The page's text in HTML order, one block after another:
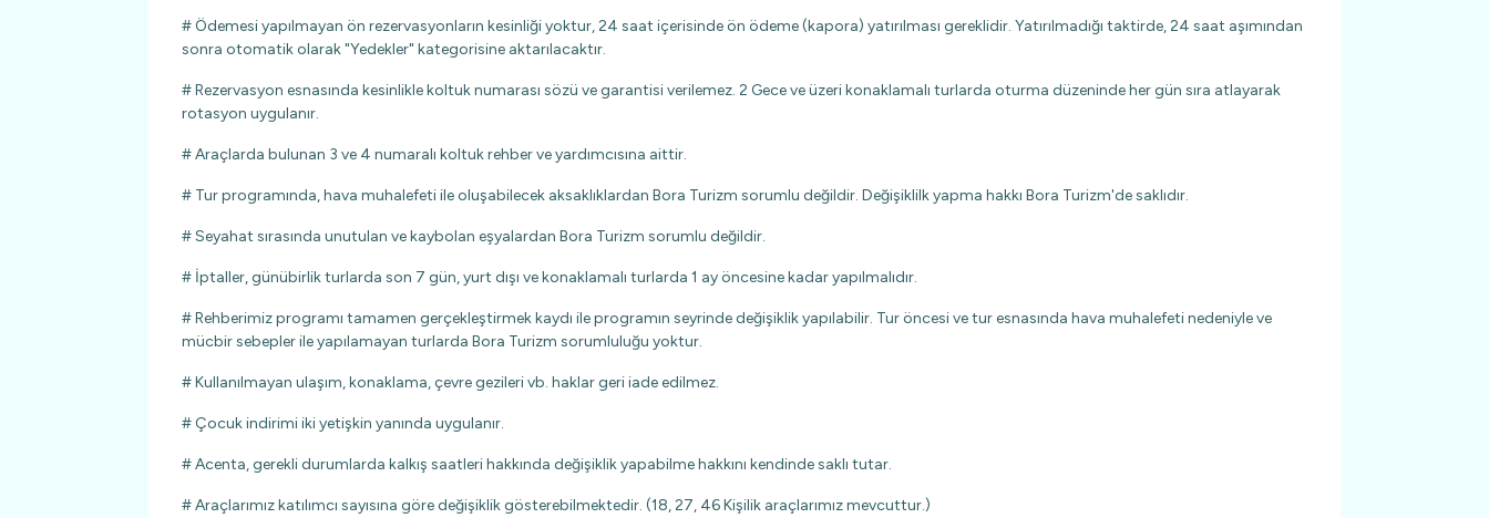
# Ödemesi yapılmayan ön rezervasyonların kesinliği yoktur, 24 saat içerisinde ön ödeme (kapora) yatırılması gereklidir. Yatırılmadığı taktirde, 24 saat aşımından
sonra otomatik olarak "Yedekler" kategorisine aktarılacaktır.
# Rezervasyon esnasında kesinlikle koltuk numarası sözü ve garantisi verilemez. 2 Gece ve üzeri konaklamalı turlarda oturma düzeninde her gün sıra atlayarak
rotasyon uygulanır.
# Araçlarda bulunan 3 ve 4 numaralı koltuk rehber ve yardımcısına aittir.
# Tur programında, hava muhalefeti ile oluşabilecek aksaklıklardan Bora Turizm sorumlu değildir. Değişiklilk yapma hakkı Bora Turizm'de saklıdır.
# Seyahat sırasında unutulan ve kaybolan eşyalardan Bora Turizm sorumlu değildir.
# İptaller, günübirlik turlarda son 7 gün, yurt dışı ve konaklamalı turlarda 1 ay öncesine kadar yapılmalıdır.
# Rehberimiz programı tamamen gerçekleştirmek kaydı ile programın seyrinde değişiklik yapılabilir. Tur öncesi ve tur esnasında hava muhalefeti nedeniyle ve
mücbir sebepler ile yapılamayan turlarda Bora Turizm sorumluluğu yoktur.
# Kullanılmayan ulaşım, konaklama, çevre gezileri vb. haklar geri iade edilmez.
# Çocuk indirimi iki yetişkin yanında uygulanır.
# Acenta, gerekli durumlarda kalkış saatleri hakkında değişiklik yapabilme hakkını kendinde saklı tutar.
# Araçlarımız katılımcı sayısına göre değişiklik gösterebilmektedir. (18, 27, 46 Kişilik araçlarımız mevcuttur.)